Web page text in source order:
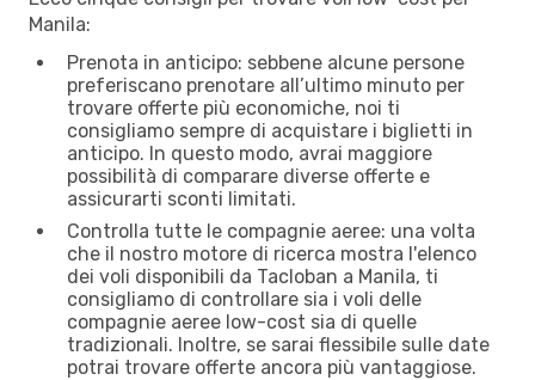
Manila:
Prenota in anticipo: sebbene alcune persone
preferiscano prenotare all’ultimo minuto per
trovare offerte più economiche, noi ti
consigliamo sempre di acquistare i biglietti in
anticipo. In questo modo, avrai maggiore
possibilità di comparare diverse offerte e
assicurarti sconti limitati.
Controlla tutte le compagnie aeree: una volta
che il nostro motore di ricerca mostra l'elenco
dei voli disponibili da Tacloban a Manila, ti
consigliamo di controllare sia i voli delle
compagnie aeree low-cost sia di quelle
tradizionali. Inoltre, se sarai flessibile sulle date
potrai trovare offerte ancora più vantaggiose.